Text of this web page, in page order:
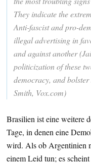
They indicate the
Anti-fascist and pro-
illegal advertising in
and against another
politicization of these
democracy, and
Smith, Vox.com)
Brasilien ist eine weitere
Tage, in denen eine
wird. Als ob Argentinien
einem Leid tun; es